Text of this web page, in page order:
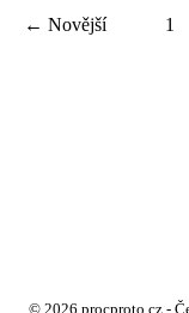
← Novější 1
© 2026 procproto.cz -